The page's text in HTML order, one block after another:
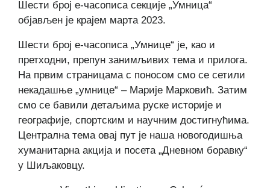
Шести број е-часописа секције „Умница“
објављен је крајем марта 2023.
Шести број е-часописа „Умнице“ је, као и
претходни, препун занимљивих тема и прилога.
На првим страницама с поносом смо се сетили
некадашње „умнице“ – Марије Марковић. Затим
смо се бавили детаљима руске историје и
географије, спортским и научним достигнућима.
Централна тема овај пут је наша новогодишња
хуманитарна акција и посета „Дневном боравку“
у Шиљаковцу.